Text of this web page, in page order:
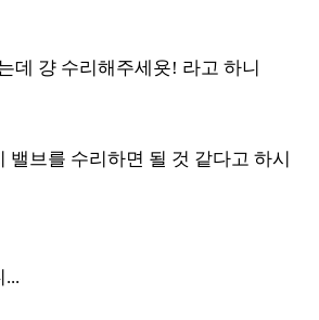
데 걍 수리해주세욧! 라고 하니
밸브를 수리하면 될 것 같다고 하시
...